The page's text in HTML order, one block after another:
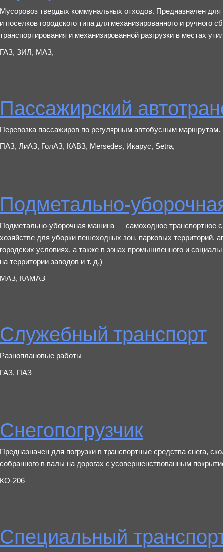
Мусоровоз твердых коммунальных отходов. Предназначен для
и поселков городского типа для механизированного и ручного
транспортирования и механизированной разгрузки в местах
ГАЗ, ЗИЛ, МАЗ,
Пассажирский
Перевозка пассажиров по регулярным автобусным маршрутам.
ПАЗ, ЛиАЗ, ГолАЗ, КАВЗ, Mersedes, Икарус, Setra,
Подметально-
Подметально-уборочная машина — самоходное транспортное
хозяйстве для уборки пешеходных зон, парковых территорий,
городских условиях, а также в зонах промышленного и
на территории заводов и т. д.)
МАЗ, КАМАЗ
Служебный транспорт
Разноплановые работы
ГАЗ, ПАЗ
Снегопогрузчик
Предназначен для погрузки в транспортные средства снега,
собранного в валы на дорогах с усовершенствованным
КО-206
Специальный